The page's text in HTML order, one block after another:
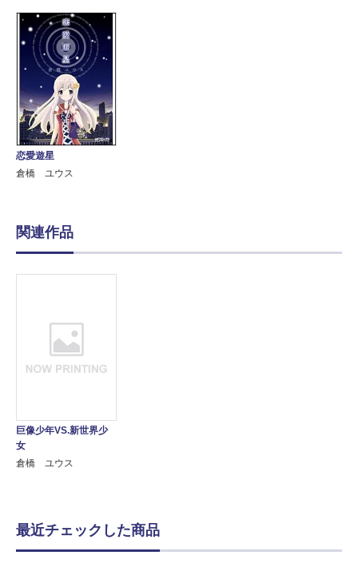
恋愛遊星
倉橋 ユウス
関連作品
巨像少年VS.新世界少
女
倉橋 ユウス
最近チェックした商品